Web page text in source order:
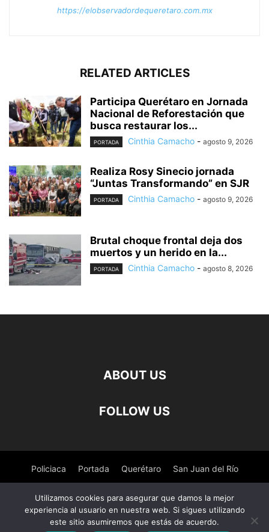
https://elobservadordequeretaro.com.mx
RELATED ARTICLES
Participa Querétaro en Jornada
Nacional de Reforestación que
busca restaurar los...
PORTADA Cinthia Camacho - agosto 9, 2026
Realiza Rosy Sinecio jornada
“Juntas Transformando” en SJR
PORTADA Cinthia Camacho - agosto 9, 2026
Brutal choque frontal deja dos
muertos y un herido en la...
PORTADA Cinthia Camacho - agosto 8, 2026
ABOUT US
FOLLOW US
Policiaca Portada Querétaro San Juan del Río
Nacional Salud
Utilizamos cookies para asegurar que damos la mejor
experiencia al usuario en nuestra web. Si sigues utilizando
este sitio asumiremos que estás de acuerdo.